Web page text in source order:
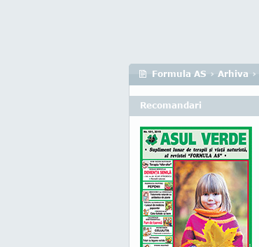
Formula AS › Arhiva ›
Recomandari